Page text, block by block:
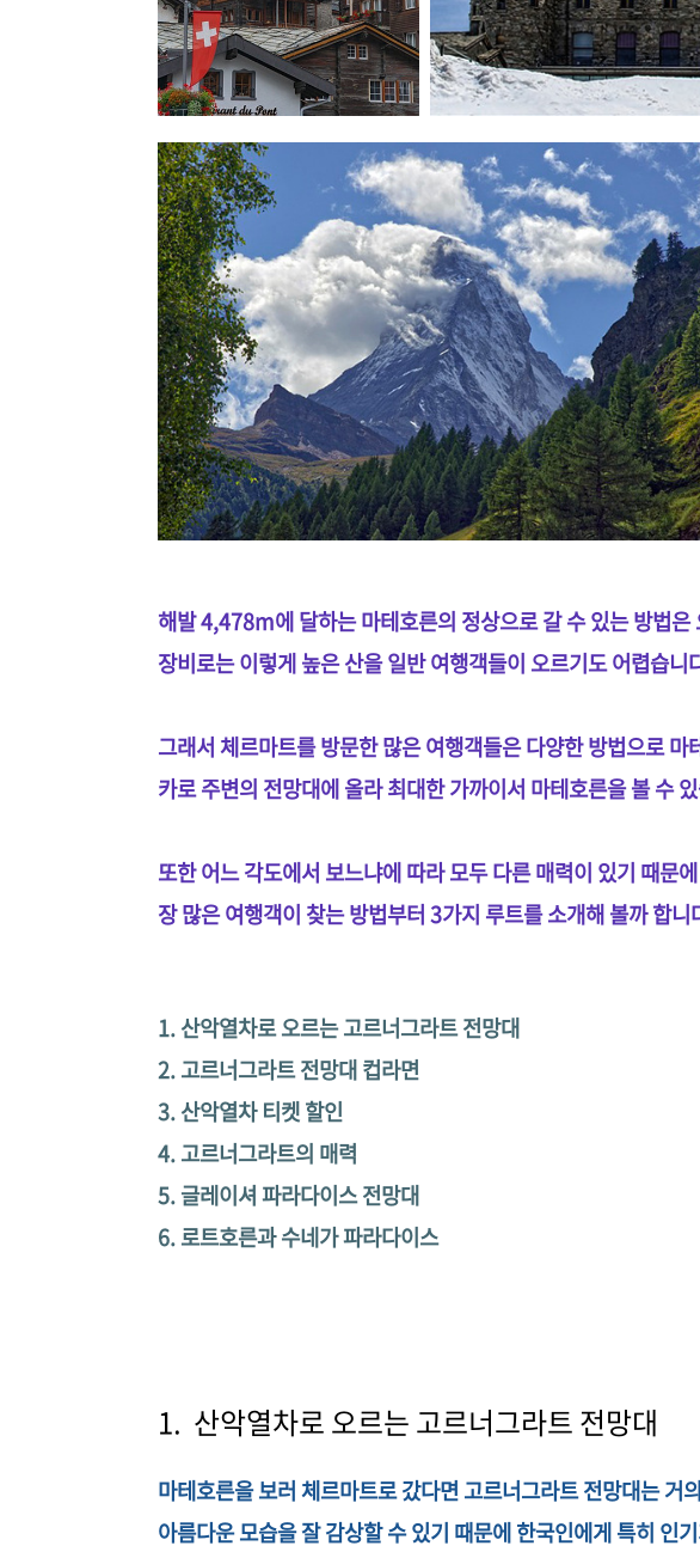
해발 4,478m에 달하는 마테호른의 정상으로 갈 수 있는 방법
장비로는 이렇게 높은 산을 일반 여행객들이 오르기도 어렵습니
그래서 체르마트를 방문한 많은 여행객들은 다양한 방법으로
카로 주변의 전망대에 올라 최대한 가까이서 마테호른을 볼 수
또한 어느 각도에서 보느냐에 따라 모두 다른 매력이 있기 때문
장 많은 여행객이 찾는 방법부터 3가지 루트를 소개해 볼까 합니
1. 산악열차로 오르는 고르너그라트 전망대
2. 고르너그라트 전망대 컵라면
3. 산악열차 티켓 할인
4. 고르너그라트의 매력
5. 글레이셔 파라다이스 전망대
6. 로트호른과 수네가 파라다이스
1. 산악열차로 오르는 고르너그라트 전망대
마테호른을 보러 체르마트로 갔다면 고르너그라트 전망대는 거
아름다운 모습을 잘 감상할 수 있기 때문에 한국인에게 특히 인